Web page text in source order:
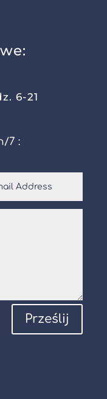
6-21
7 :
Prześlij